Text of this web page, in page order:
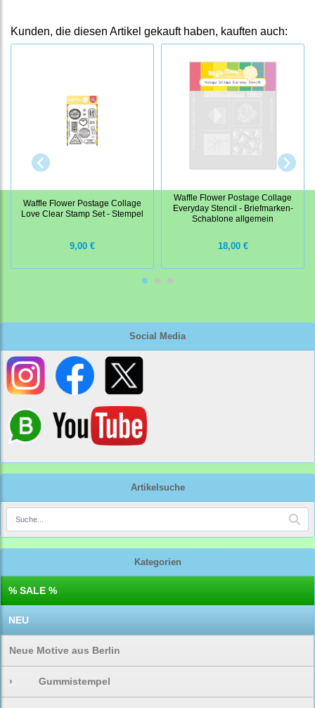
Social Media
Artikelsuche
Kategorien
% SALE %
NEU
Neue Motive aus Berlin
› Gummistempel
Kunden, die diesen Artikel gekauft haben, kauften auch:
Waffle Flower Postage Collage
Love Clear Stamp Set - Stempel
9,00 €
Waffle Flower Postage Collage
Everyday Stencil - Briefmarken-
Schablone allgemein
18,00 €